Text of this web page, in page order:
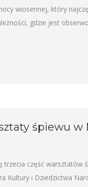
wiosennej, który
gdzie jest
śpiewu
część warsztatów
Kultury i Dziedzictwa